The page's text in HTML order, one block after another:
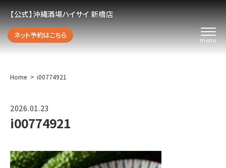
【公式】沖縄酒場ハイサイ 新橋店
ネット予約はこちら
Home i00774921
2026.01.23
i00774921